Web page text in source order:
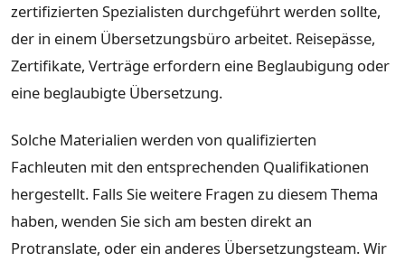
zertifizierten Spezialisten durchgeführt werden sollte,
der in einem Übersetzungsbüro arbeitet. Reisepässe,
Zertifikate, Verträge erfordern eine Beglaubigung oder
eine beglaubigte Übersetzung.
Solche Materialien werden von qualifizierten
Fachleuten mit den entsprechenden Qualifikationen
hergestellt. Falls Sie weitere Fragen zu diesem Thema
haben, wenden Sie sich am besten direkt an
Protranslate, oder ein anderes Übersetzungsteam. Wir